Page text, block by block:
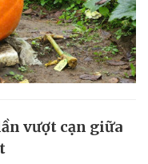
vượt cạn giữa